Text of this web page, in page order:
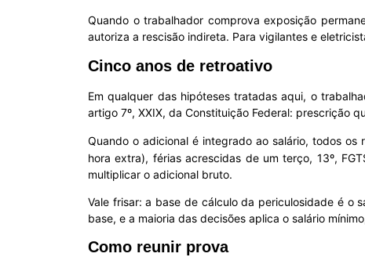
Quando o trabalhador comprova exposição
autoriza a rescisão indireta. Para vigilantes e
Cinco anos de retroativo
Em qualquer das hipóteses tratadas aqui, o
artigo 7º, XXIX, da Constituição Federal: prescrição
Quando o adicional é integrado ao salário, todos os
hora extra), férias acrescidas de um terço, 13º,
multiplicar o adicional bruto.
Vale frisar: a base de cálculo da periculosidade é o
base, e a maioria das decisões aplica o salário
Como reunir prova